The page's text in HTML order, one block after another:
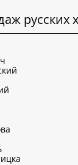
русских